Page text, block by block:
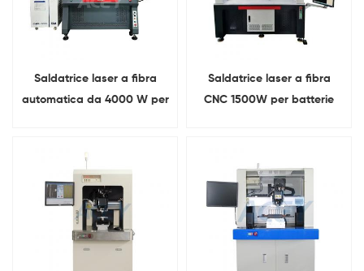
Saldatrice laser a fibra
automatica da 4000 W per
Saldatrice laser a fibra
CNC 1500W per batterie